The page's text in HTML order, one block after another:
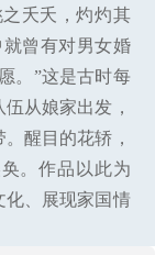
夭夭，灼灼其
曾有对男女婚
。”这是古时每
从娘家出发，
醒目的花轿，
。作品以此为
化、展现家国情